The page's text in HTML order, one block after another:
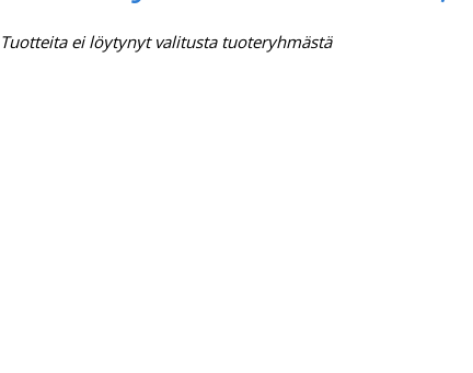
Tuotteita ei löytynyt valitusta tuoteryhmästä